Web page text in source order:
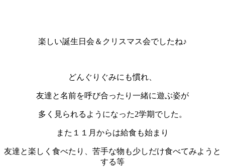
楽しい誕生日会＆クリスマス会でしたね♪
どんぐりぐみにも慣れ、
友達と名前を呼び合ったり一緒に遊ぶ姿が
多く見られるようになった2学期でした。
また１１月からは給食も始まり
友達と楽しく食べたり、苦手な物も少しだけ食べてみようと
する等